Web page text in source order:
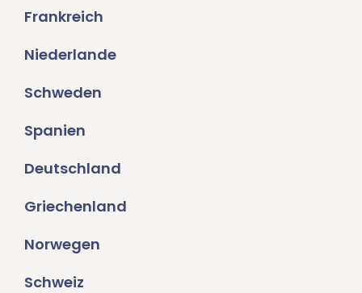
Frankreich
Niederlande
Schweden
Spanien
Deutschland
Griechenland
Norwegen
Schweiz